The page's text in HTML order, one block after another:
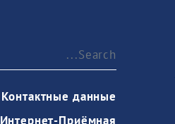
Контактные данные
Интернет-Приёмная